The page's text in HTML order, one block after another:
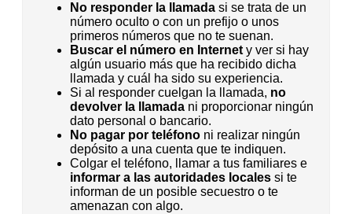
No responder la llamada si se trata de un
número oculto o con un prefijo o unos
primeros números que no te suenan.
Buscar el número en Internet y ver si hay
algún usuario más que ha recibido dicha
llamada y cuál ha sido su experiencia.
Si al responder cuelgan la llamada, no
devolver la llamada ni proporcionar ningún
dato personal o bancario.
No pagar por teléfono ni realizar ningún
depósito a una cuenta que te indiquen.
Colgar el teléfono, llamar a tus familiares e
informar a las autoridades locales si te
informan de un posible secuestro o te
amenazan con algo.